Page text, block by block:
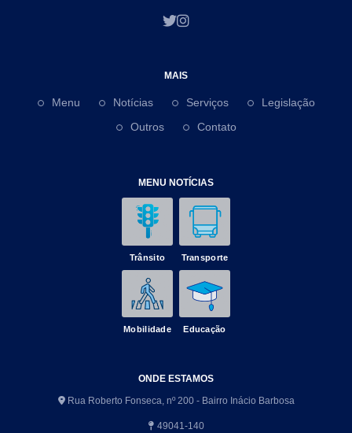
MAIS
Menu Notícias Serviços
Legislação
Outros
Contato
MENU NOTÍCIAS
Trânsito Transporte
Mobilidade Educação
ONDE ESTAMOS
Rua Roberto Fonseca, nº 200 - Bairro Inácio Barbosa
49041-140